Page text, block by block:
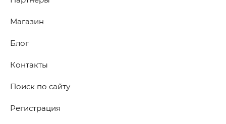
Магазин
Блог
Контакты
Поиск по сайту
Регистрация